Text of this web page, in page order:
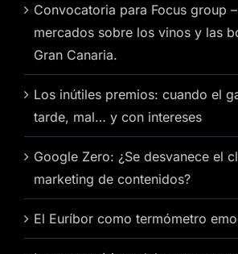
Convocatoria para Focus group
mercados sobre los vinos y las
Gran Canaria.
Los inútiles premios: cuando el
tarde, mal… y con intereses
Google Zero: ¿Se desvanece el
marketing de contenidos?
El Euríbor como termómetro